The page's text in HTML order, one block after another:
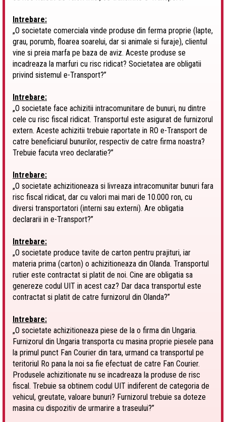
Intrebare:
„O societate comerciala vinde produse din ferma proprie (lapte,
grau, porumb, floarea soarelui, dar si animale si furaje), clientul
vine si preia marfa pe baza de aviz. Aceste produse se
incadreaza la marfuri cu risc ridicat? Societatea are obligatii
privind sistemul e-Transport?”
Intrebare:
„O societate face achizitii intracomunitare de bunuri, nu dintre
cele cu risc fiscal ridicat. Transportul este asigurat de furnizorul
extern. Aceste achizitii trebuie raportate in RO e-Transport de
catre beneficiarul bunurilor, respectiv de catre firma noastra?
Trebuie facuta vreo declaratie?”
Intrebare:
„O societate achizitioneaza si livreaza intracomunitar bunuri fara
risc fiscal ridicat, dar cu valori mai mari de 10.000 ron, cu
diversi transportatori (interni sau externi). Are obligatia
declararii in e-Transport?”
Intrebare:
„O societate produce tavite de carton pentru prajituri, iar
materia prima (carton) o achizitioneaza din Olanda. Transportul
rutier este contractat si platit de noi. Cine are obligatia sa
genereze codul UIT in acest caz? Dar daca transportul este
contractat si platit de catre furnizorul din Olanda?”
Intrebare:
„O societate achizitioneaza piese de la o firma din Ungaria.
Furnizorul din Ungaria transporta cu masina proprie piesele pana
la primul punct Fan Courier din tara, urmand ca transportul pe
teritoriul Ro pana la noi sa fie efectuat de catre Fan Courier.
Produsele achizitionate nu se incadreaza la produse de risc
fiscal. Trebuie sa obtinem codul UIT indiferent de categoria de
vehicul, greutate, valoare bunuri? Furnizorul trebuie sa doteze
masina cu dispozitiv de urmarire a traseului?”